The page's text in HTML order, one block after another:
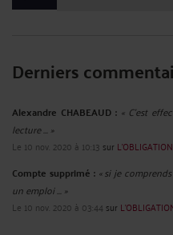
Derniers
Alexandre CHABEAUD : « C'est
lecture ... »
Le 10 nov. 2020 à 10:13 sur
Compte supprimé : « si je
un emploi ... »
Le 10 nov. 2020 à 03:44 sur